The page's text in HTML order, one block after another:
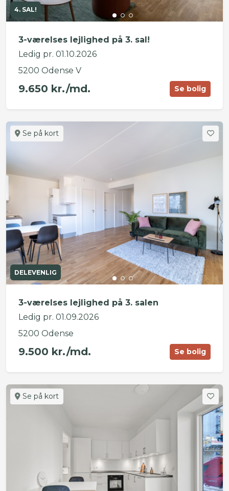
4. SAL!
3-værelses lejlighed på 3. sal!
Ledig pr. 01.10.2026
5200 Odense V
9.650 kr./md. Se bolig
Se på kort
DELEVENLIG
3-værelses lejlighed på 3. salen
Ledig pr. 01.09.2026
5200 Odense
9.500 kr./md. Se bolig
Se på kort